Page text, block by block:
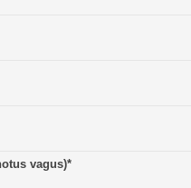
vagus)*